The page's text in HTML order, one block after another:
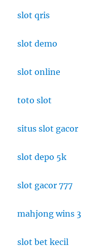
slot qris
slot demo
slot online
toto slot
situs slot gacor
slot depo 5k
slot gacor 777
mahjong wins 3
slot bet kecil